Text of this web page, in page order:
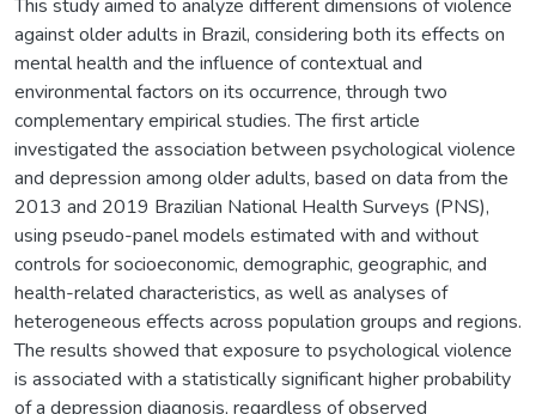
This study aimed to analyze different dimensions of violence
against older adults in Brazil, considering both its effects on
mental health and the influence of contextual and
environmental factors on its occurrence, through two
complementary empirical studies. The first article
investigated the association between psychological violence
and depression among older adults, based on data from the
2013 and 2019 Brazilian National Health Surveys (PNS),
using pseudo-panel models estimated with and without
controls for socioeconomic, demographic, geographic, and
health-related characteristics, as well as analyses of
heterogeneous effects across population groups and regions.
The results showed that exposure to psychological violence
is associated with a statistically significant higher probability
of a depression diagnosis, regardless of observed